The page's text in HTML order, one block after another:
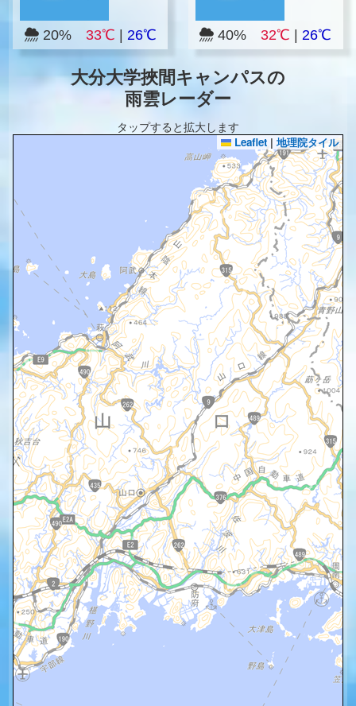
20% 33℃ 26℃ 40%32℃ |26℃
大分大学挾間キャンパスの
雨雲レーダー
タップすると拡大します
Leaflet | 地理院タイル